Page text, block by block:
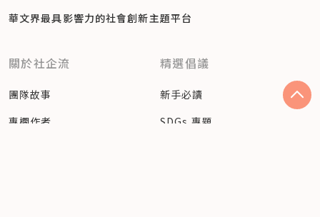
華文界最具影響力的社會創新主題平台
關於社企流
團隊故事
專欄作者
精選倡議
新手必讀
SDGs 專題